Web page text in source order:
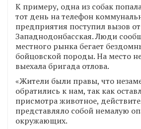
К примеру, одна из собак
тот день на телефон
предприятия поступил вызов
Западнодонбасская. Люди
местного рынка бегает
бойцовской породы. На место
выехала бригада отлова.
«Жители были правы, что
обратились к нам, так как
присмотра животное,
представляло собой немалую
окружающих.